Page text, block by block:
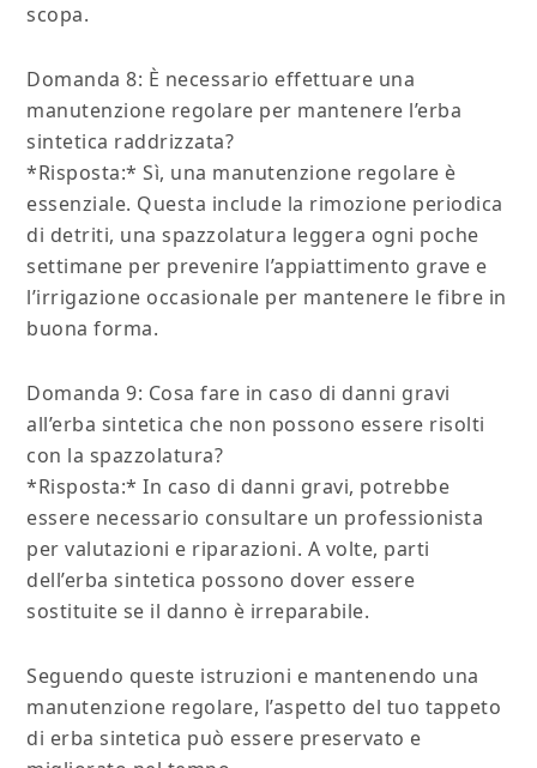
scopa.
Domanda 8: È necessario effettuare una
manutenzione regolare per mantenere l’erba
sintetica raddrizzata?
*Risposta:* Sì, una manutenzione regolare è
essenziale. Questa include la rimozione periodica
di detriti, una spazzolatura leggera ogni poche
settimane per prevenire l’appiattimento grave e
l’irrigazione occasionale per mantenere le fibre in
buona forma.
Domanda 9: Cosa fare in caso di danni gravi
all’erba sintetica che non possono essere risolti
con la spazzolatura?
*Risposta:* In caso di danni gravi, potrebbe
essere necessario consultare un professionista
per valutazioni e riparazioni. A volte, parti
dell’erba sintetica possono dover essere
sostituite se il danno è irreparabile.
Seguendo queste istruzioni e mantenendo una
manutenzione regolare, l’aspetto del tuo tappeto
di erba sintetica può essere preservato e